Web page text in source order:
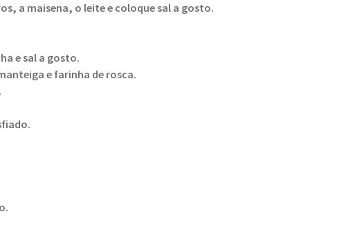
a maisena, o leite e coloque sal a gosto.
e sal a gosto.
e farinha de rosca.